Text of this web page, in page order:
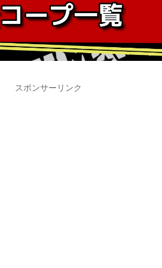
スポンサーリンク